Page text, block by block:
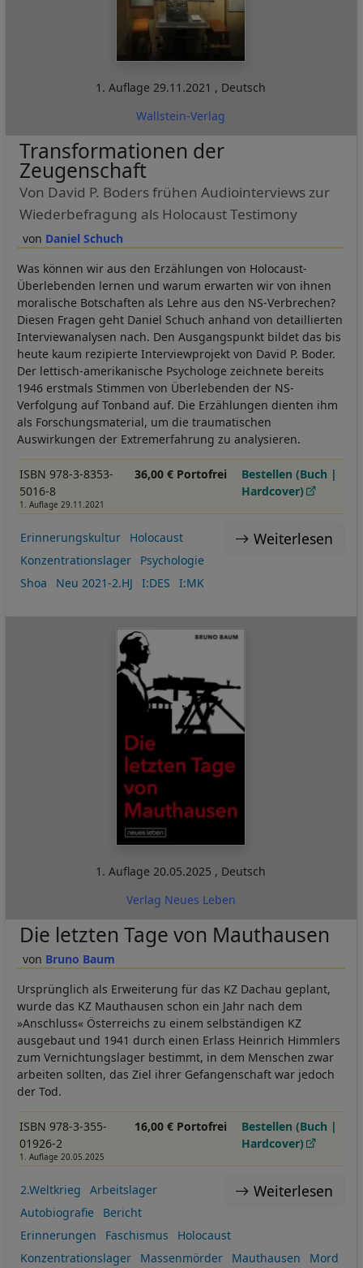
1. Auflage29.11.2021 , Deutsch
Wallstein-Verlag
Daniel Schuch
Transformationen der
Zeugenschaft
Von David P. Boders frühen Audiointerviews zur
Wiederbefragung als Holocaust Testimony
Was können wir aus den Erzählungen von Holocaust-
Überlebenden lernen und warum erwarten wir von ihnen
moralische Botschaften als Lehre aus den NS-Verbrechen?
Diesen Fragen geht Daniel Schuch anhand von detaillierten
Interviewanalysen nach. Den Ausgangspunkt bildet das bis
heute kaum rezipierte Interviewprojekt von David P. Boder.
Der lettisch-amerikanische Psychologe zeichnete bereits
1946 erstmals Stimmen von Überlebenden der NS-
Verfolgung auf Tonband auf. Die Erzählungen dienten ihm
als Forschungsmaterial, um die traumatischen
Auswirkungen der Extremerfahrung zu analysieren.
ISBN 978-3-8353-
5016-8
1. Auflage 29.11.2021
36,00 € Portofrei
Bestellen (Buch |
Hardcover)
Weiterlesen
Erinnerungskultur
Holocaust
Konzentrationslager
Psychologie
Shoa
Neu 2021-2.HJ I:DES I:MK
1. Auflage20.05.2025 , Deutsch
Verlag Neues Leben
Bruno Baum
Die letzten Tage von Mauthausen
Ursprünglich als Erweiterung für das KZ Dachau geplant,
wurde das KZ Mauthausen schon ein Jahr nach dem
»Anschluss« Österreichs zu einem selbständigen KZ
ausgebaut und 1941 durch einen Erlass Heinrich Himmlers
zum Vernichtungslager bestimmt, in dem Menschen zwar
arbeiten sollten, das Ziel ihrer Gefangenschaft war jedoch
der Tod.
ISBN 978-3-355-
01926-2
1. Auflage 20.05.2025
16,00 € Portofrei
Bestellen (Buch |
Hardcover)
Weiterlesen
2.Weltkrieg
Arbeitslager
Autobiografie
Bericht
Erinnerungen
Faschismus
Holocaust
Konzentrationslager
Massenmörder Mauthausen
Mord